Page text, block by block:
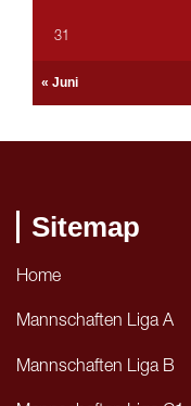
« Juni
31
Sitemap
Home
Mannschaften Liga A
Mannschaften Liga B